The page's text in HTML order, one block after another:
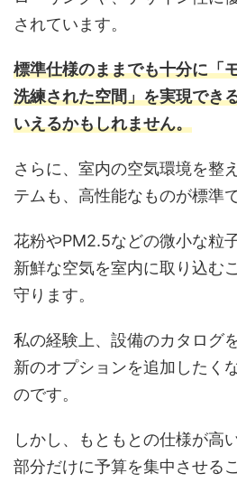
されています。
標準仕様のままでも十分に「
洗練された空間」を実現でき
いえるかもしれません。
さらに、室内の空気環境を整
テムも、高性能なものが標準
花粉やPM2.5などの微小な粒
新鮮な空気を室内に取り込む
守ります。
私の経験上、設備のカタログ
新のオプションを追加したく
のです。
しかし、もともとの仕様が高
部分だけに予算を集中させる